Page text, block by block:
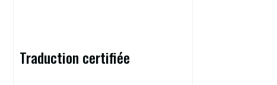
Traduction certifiée